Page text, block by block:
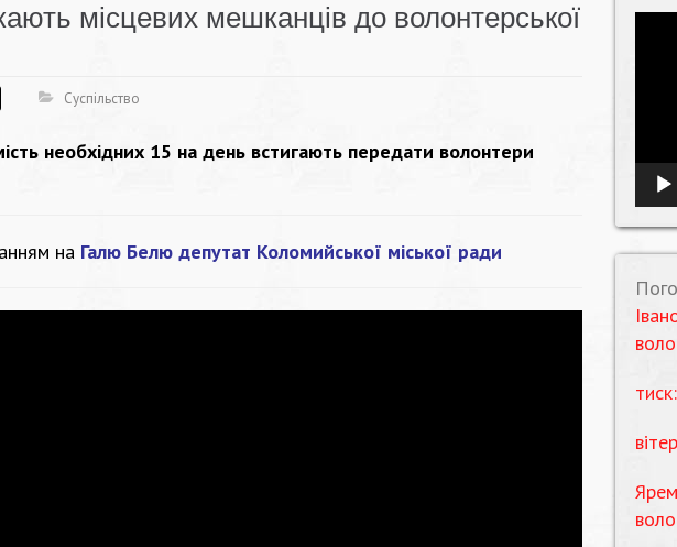
місцевих мешканців до волонтерської
Суспільство
необхідних 15 на день встигають передати волонтери
на Галю Белю депутат Коломийської міської ради
тиск: